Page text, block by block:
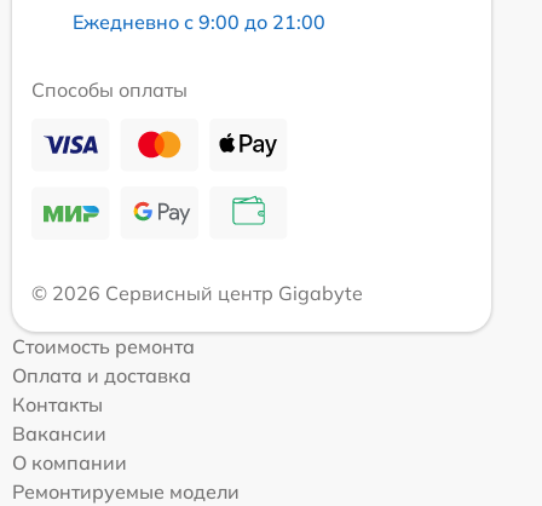
Ежедневно с 9:00 до 21:00
Способы оплаты
© 2026 Сервисный центр Gigabyte
Стоимость ремонта
Оплата и доставка
Контакты
Вакансии
О компании
Ремонтируемые модели